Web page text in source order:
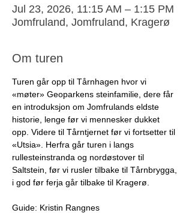
Jul 23, 2026, 11:15 AM – 1:15 PM
Jomfruland, Jomfruland, Kragerø
Om turen
Turen går opp til Tårnhagen hvor vi
«møter» Geoparkens steinfamilie, dere får
en introduksjon om Jomfrulands eldste
historie, lenge før vi mennesker dukket
opp. Videre til Tårntjernet før vi fortsetter til
«Utsia». Herfra går turen i langs
rullesteinstranda og nordøstover til
Saltstein, før vi rusler tilbake til Tårnbrygga,
i god før ferja går tilbake til Kragerø.
Guide: Kristin Rangnes